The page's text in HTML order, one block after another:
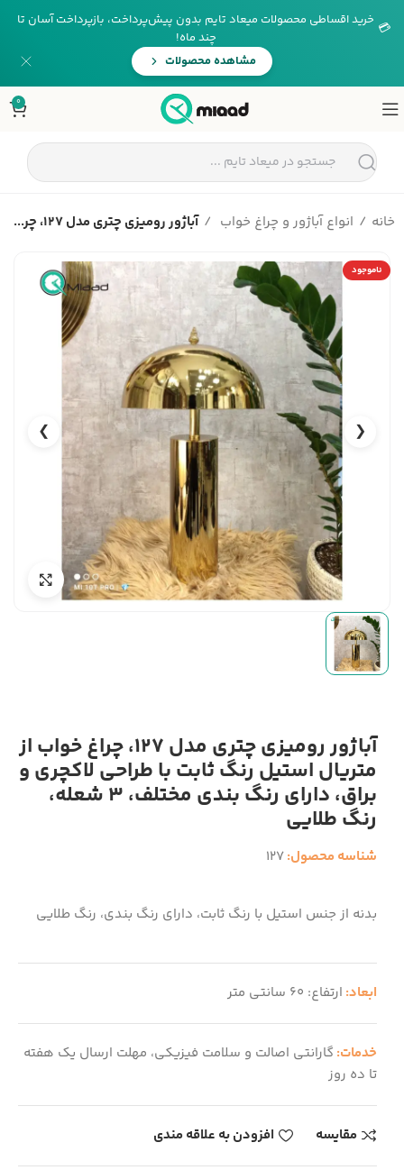
💳 خرید اقساطی محصولات میعاد تایم بدون پیش‌پرداخت، بازپرداخت آسان تا
چند ماه!
مشاهده محصولات
0
خانه انواع آباژور و چراغ خواب آباژور رومیزی چتری مدل 127، چر...
ناموجود
❮
❯
آباژور رومیزی چتری مدل 127، چراغ خواب از
متریال استیل رنگ ثابت با طراحی لاکچری و
براق، دارای رنگ بندی مختلف، 3 شعله،
رنگ طلایی
شناسه محصول:127
بدنه از جنس استیل با رنگ ثابت، دارای رنگ بندی، رنگ طلایی
ابعاد: ارتفاع: 60 سانتی متر
خدمات: گارانتی اصالت و سلامت فیزیکی، مهلت ارسال یک هفته
تا ده روز
مقایسه افزودن به علاقه مندی